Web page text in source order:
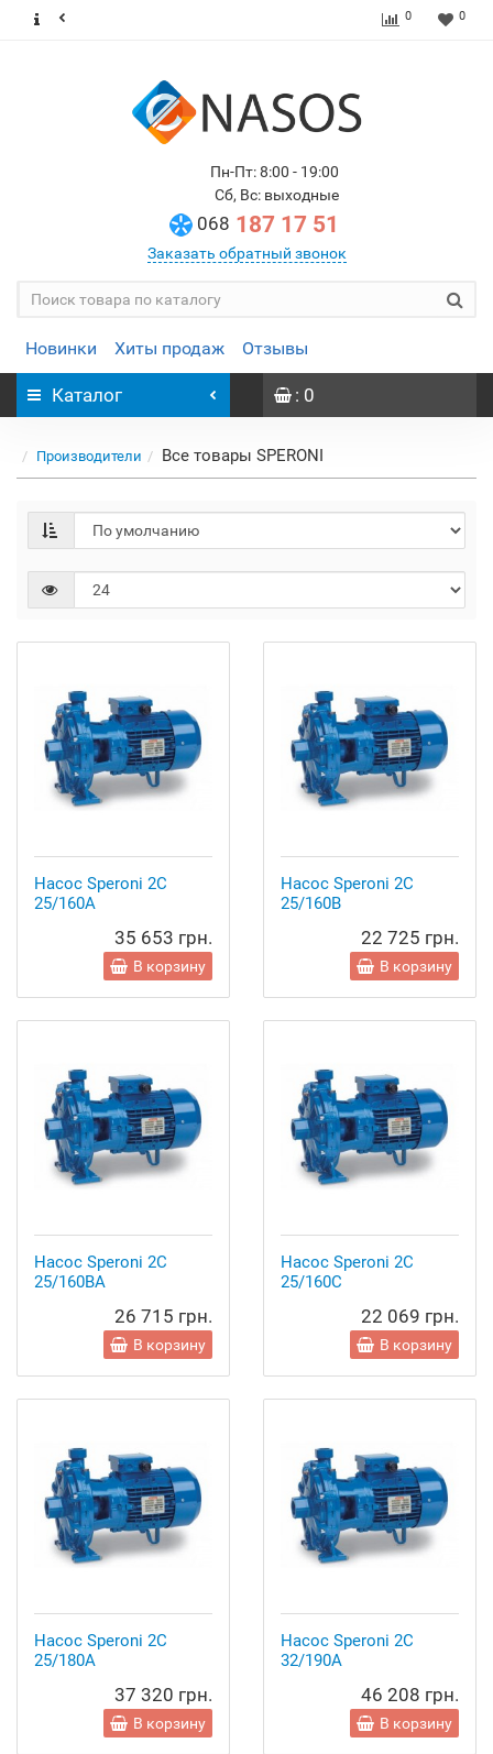
0 0
Пн-Пт: 8:00 - 19:00
Сб, Вс: выходные
068 187 17 51
Заказать обратный звонок
Новинки Хиты продаж Отзывы
Каталог : 0
Производители Все товары SPERONI
Насос Speroni 2C
25/160A
35 653 грн.
В корзину
Насос Speroni 2C
25/160B
22 725 грн.
В корзину
Насос Speroni 2C
25/160BA
26 715 грн.
В корзину
Насос Speroni 2C
25/160C
22 069 грн.
В корзину
Насос Speroni 2C
25/180A
37 320 грн.
В корзину
Насос Speroni 2C
32/190A
46 208 грн.
В корзину